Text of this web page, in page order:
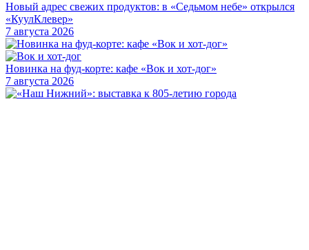
Новый адрес свежих продуктов: в «Седьмом небе» открылся
«КуулКлевер»
7 августа 2026
Новинка на фуд-корте: кафе «Вок и хот-дог»
7 августа 2026